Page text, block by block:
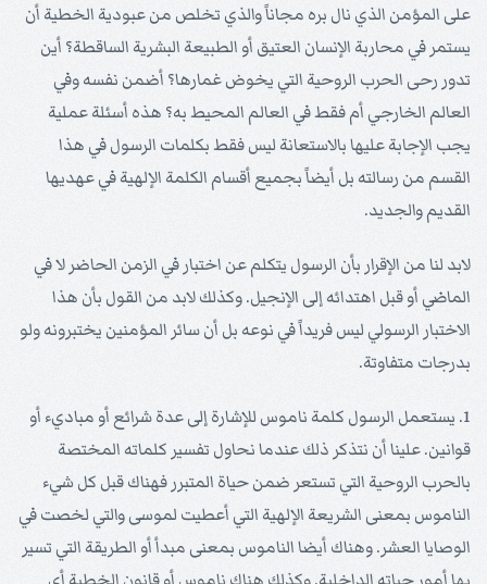
على المؤمن الذي نال بره مجاناً والذي تخلص من عبودية الخطية أن
يستمر في محاربة الإنسان العتيق أو الطبيعة البشرية الساقطة؟ أين
تدور رحى الحرب الروحية التي يخوض غمارها؟ أضمن نفسه وفي
العالم الخارجي أم فقط في العالم المحيط به؟ هذه أسئلة عملية
يجب الإجابة عليها بالاستعانة ليس فقط بكلمات الرسول في هذا
القسم من رسالته بل أيضاً بجميع أقسام الكلمة الإلهية في عهديها
القديم والجديد.
لابد لنا من الإقرار بأن الرسول يتكلم عن اختبار في الزمن الحاضر لا في
الماضي أو قبل اهتدائه إلى الإنجيل. وكذلك لابد من القول بأن هذا
الاختبار الرسولي ليس فريداً في نوعه بل أن سائر المؤمنين يختبرونه ولو
بدرجات متفاوتة.
1. يستعمل الرسول كلمة ناموس للإشارة إلى عدة شرائع أو مباديء أو
قوانين. علينا أن نتذكر ذلك عندما نحاول تفسير كلماته المختصة
بالحرب الروحية التي تستعر ضمن حياة المتبرر فهناك قبل كل شيء
الناموس بمعنى الشريعة الإلهية التي أعطيت لموسى والتي لخصت في
الوصايا العشر. وهناك أيضا الناموس بمعنى مبدأ أو الطريقة التي تسير